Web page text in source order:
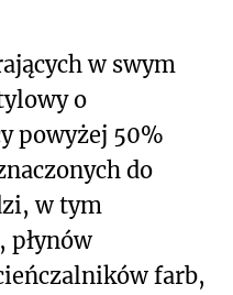
w swym
o
powyżej 50%
do
w tym
płynów
farb,